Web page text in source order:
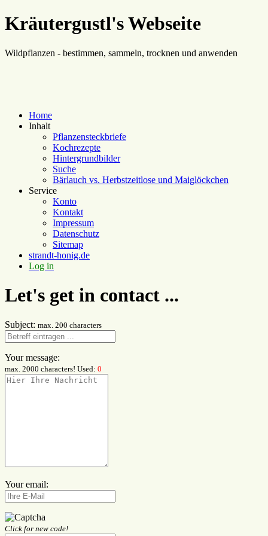
Kräutergustl's Webseite
Wildpflanzen - bestimmen, sammeln, trocknen und anwenden
Home
Inhalt
Pflanzensteckbriefe
Kochrezepte
Hintergrundbilder
Suche
Bärlauch vs. Herbstzeitlose und Maiglöckchen
Service
Konto
Kontakt
Impressum
Datenschutz
Sitemap
strandt-honig.de
Log in
Let's get in contact ...
Subject: max. 200 characters
Your message:
max. 2000 characters! Used: 0
Your email:
Click for new code!